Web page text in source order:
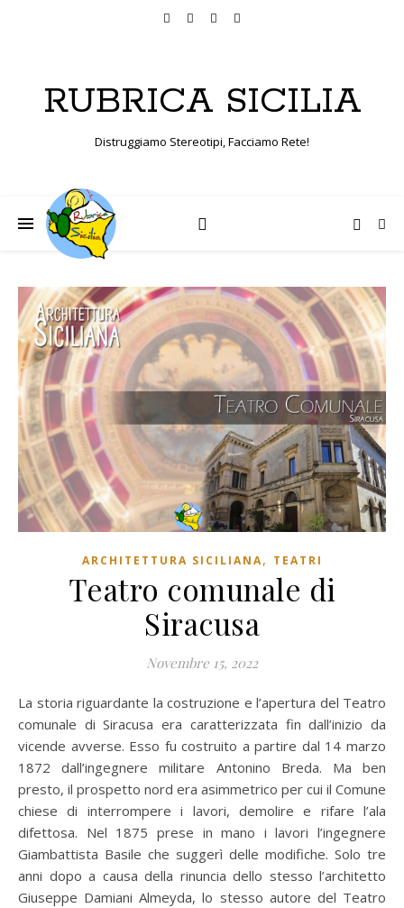
RUBRICA SICILIA
Distruggiamo Stereotipi, Facciamo Rete!
ARCHITETTURA SICILIANA, TEATRI
Teatro comunale di
Siracusa
Novembre 15, 2022
La storia riguardante la costruzione e l’apertura del Teatro
comunale di Siracusa era caratterizzata fin dall’inizio da
vicende avverse. Esso fu costruito a partire dal 14 marzo
1872 dall’ingegnere militare Antonino Breda. Ma ben
presto, il prospetto nord era asimmetrico per cui il Comune
chiese di interrompere i lavori, demolire e rifare l’ala
difettosa. Nel 1875 prese in mano i lavori l’ingegnere
Giambattista Basile che suggerì delle modifiche. Solo tre
anni dopo a causa della rinuncia dello stesso l’architetto
Giuseppe Damiani Almeyda, lo stesso autore del Teatro